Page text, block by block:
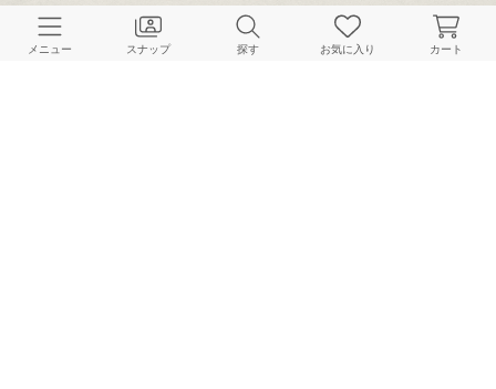
メニュー スナップ 探す お気に入り カート